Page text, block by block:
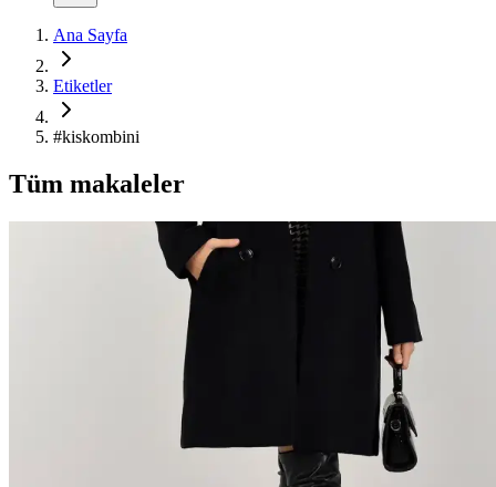
Ana Sayfa
Etiketler
#kiskombini
Tüm makaleler